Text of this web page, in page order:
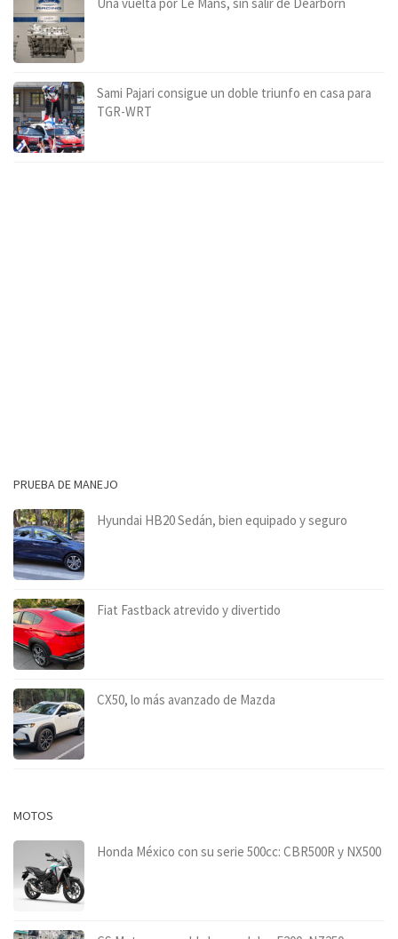
Sami Pajari consigue un doble triunfo en casa para
TGR-WRT
PRUEBA DE MANEJO
Hyundai HB20 Sedán, bien equipado y seguro
Fiat Fastback atrevido y divertido
CX50, lo más avanzado de Mazda
MOTOS
Honda México con su serie 500cc: CBR500R y NX500